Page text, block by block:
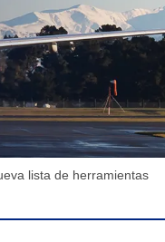
lista de herramientas